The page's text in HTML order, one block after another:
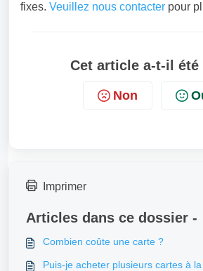
fixes. Veuillez nous contacter pour
Cet article a-t-il été
Non
Imprimer
Articles dans ce dossier -
Combien coûte une carte ?
Puis-je acheter plusieurs cartes à